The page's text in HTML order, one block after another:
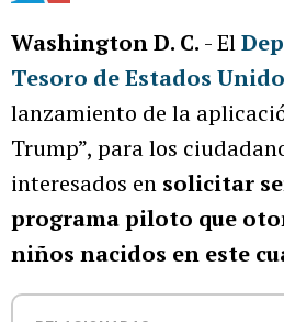
Washington D. C. - El
Tesoro de Estados
lanzamiento de la
Trump”, para los
interesados en solicitar
programa piloto que
niños nacidos en este